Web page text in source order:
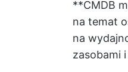
**CMDB
na temat
na
zasobami